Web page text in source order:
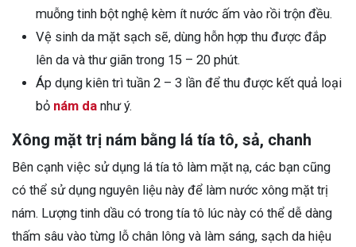
muỗng tinh bột nghệ kèm ít nước ấm vào rồi trộn đều.
Vệ sinh da mặt sạch sẽ, dùng hỗn hợp thu được đắp
lên da và thư giãn trong 15 – 20 phút.
Áp dụng kiên trì tuần 2 – 3 lần để thu được kết quả loại
bỏ nám da như ý.
Xông mặt trị nám bằng lá tía tô, sả, chanh
Bên cạnh việc sử dụng lá tía tô làm mặt nạ, các bạn cũng
có thể sử dụng nguyên liệu này để làm nước xông mặt trị
nám. Lượng tinh dầu có trong tía tô lúc này có thể dễ dàng
thấm sâu vào từng lỗ chân lông và làm sáng, sạch da hiệu